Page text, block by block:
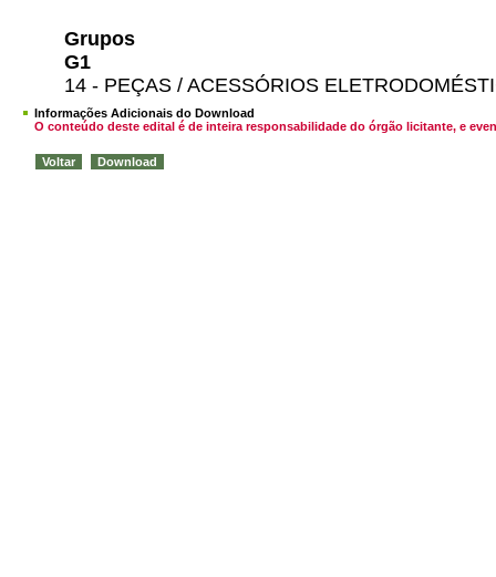
Grupos
G1
14 - PEÇAS / ACESSÓRIOS
Informações Adicionais do Download
O conteúdo deste edital é de inteira responsabilidade do órgão licitante, e